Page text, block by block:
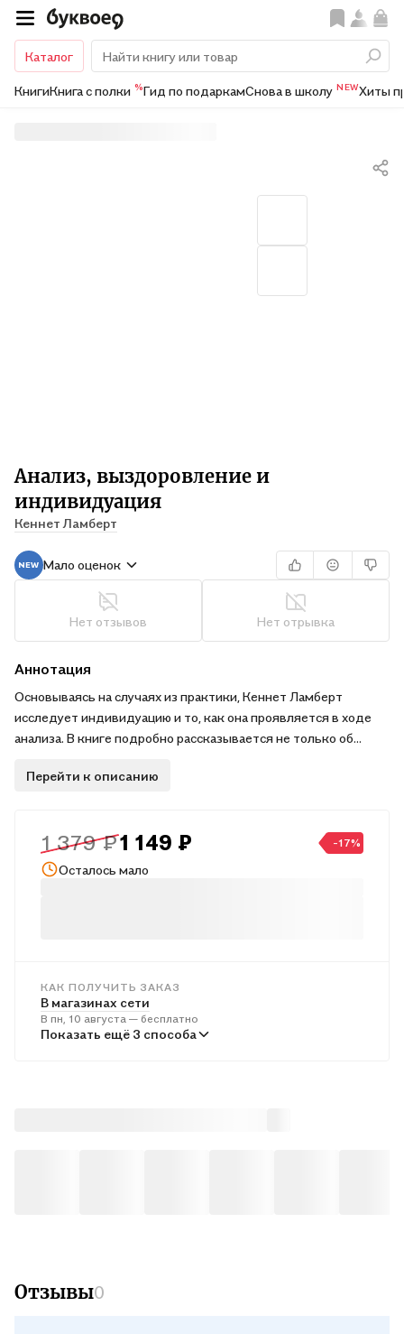
Каталог
КнигиКнига с полки %Гид по подаркамСнова в школу NEWХиты
Анализ, выздоровление и
индивидуация
Кеннет Ламберт
Мало оценок
Нет отзывов Нет отрывка
Аннотация
Основываясь на случаях из практики, Кеннет Ламберт
исследует индивидуацию и то, как она проявляется в ходе
анализа. В книге подробно рассказывается не только об
роль играет личностное развитие самого аналитика.
Перейти к описанию
1 379 ₽1 149 ₽ -17%
Осталось мало
КАК ПОЛУЧИТЬ ЗАКАЗ
В магазинах сети
В пн, 10 августа — бесплатно
В пунктах выдачи
Показать ещё 3 способа
Отзывы0